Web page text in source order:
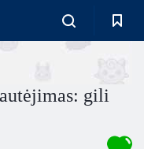
gili